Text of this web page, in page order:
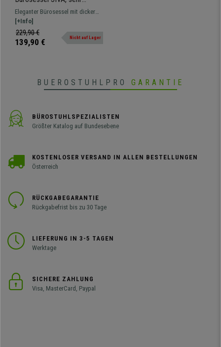
bequem, verchromtes
Gestell, Lederbezug, Farbe
Schwarz
Eleganter Bürosessel mit dicker
Polsterung in schicker Lederoptik,
sehr bequem.
[+Info]
229,90 €
139,90 € Nicht auf Lager
BUEROSTUHLPRO GARANTIE
BÜROSTUHLSPEZIALISTEN
Größter Katalog auf Bundesebene
KOSTENLOSER VERSAND IN ALLEN BESTELLUNGEN
Österreich
RÜCKGABEGARANTIE
Rückgabefrist bis zu 30 Tage
LIEFERUNG IN 3-5 TAGEN
Werktage
SICHERE ZAHLUNG
Visa, MasterCard, Paypal